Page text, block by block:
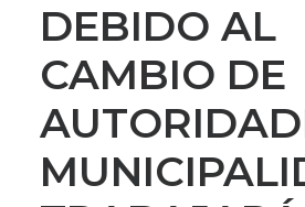
HCD
TRÁMITES Y SERVICIOS
CIUDAD
DEBIDO AL
CAMBIO DE